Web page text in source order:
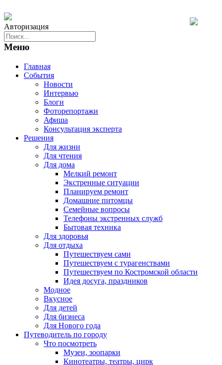
Авторизация
Меню
Главная
События
Новости
Интервью
Блоги
Фоторепортажи
Афиша
Консультация эксперта
Решения
Для жизни
Для чтения
Для дома
Мелкий ремонт
Экстренные ситуации
Планируем ремонт
Домашние питомцы
Семейные вопросы
Телефоны экстренных служб
Бытовая техника
Для здоровья
Для отдыха
Путешествуем сами
Путешествуем с турагенствами
Путешествуем по Костромской области
Идея досуга, праздников
Модное
Вкусное
Для детей
Для бизнеса
Для Нового года
Путеводитель по городу
Что посмотреть
Музеи, зоопарки
Кинотеатры, театры, цирк